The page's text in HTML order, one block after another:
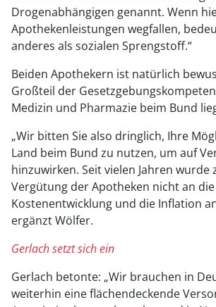
Drogenabhängigen genannt. Wenn
Apothekenleistungen wegfallen,
anderes als sozialen Sprengstoff.“
Beiden Apothekern ist natürlich
Großteil der
Medizin und Pharmazie beim Bund
„Wir bitten Sie also dringlich, Ihre
Land beim Bund zu nutzen, um auf
hinzuwirken. Seit vielen Jahren wurde
Vergütung der Apotheken nicht an
Kostenentwicklung und die Inflation
ergänzt Wölfer.
Gerlach setzt sich ein
Gerlach betonte: „Wir brauchen in
weiterhin eine flächendeckende